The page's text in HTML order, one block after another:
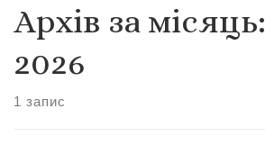
Архів за місяць:
2026
1 запис